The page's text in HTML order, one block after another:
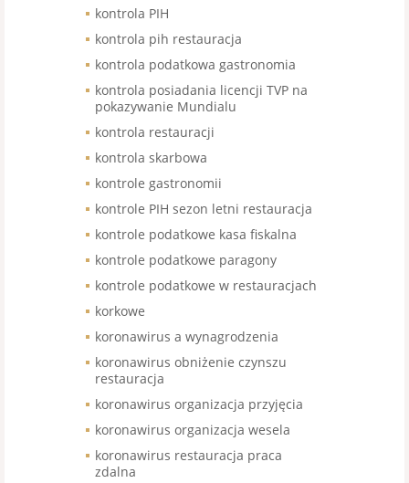
kontrola PIH
kontrola pih restauracja
kontrola podatkowa gastronomia
kontrola posiadania licencji TVP na
pokazywanie Mundialu
kontrola restauracji
kontrola skarbowa
kontrole gastronomii
kontrole PIH sezon letni restauracja
kontrole podatkowe kasa fiskalna
kontrole podatkowe paragony
kontrole podatkowe w restauracjach
korkowe
koronawirus a wynagrodzenia
koronawirus obniżenie czynszu
restauracja
koronawirus organizacja przyjęcia
koronawirus organizacja wesela
koronawirus restauracja praca
zdalna